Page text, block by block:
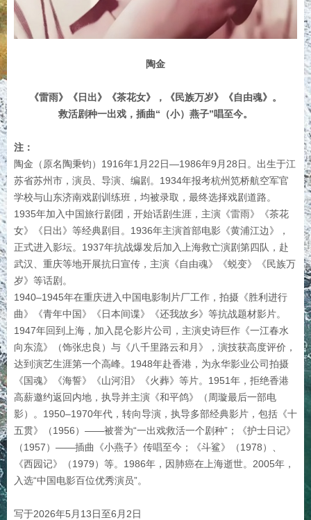
陶金
《雷雨》《日出》《茶花女》，《民族万岁》《自由魂》。
救活剧种一出戏，插曲“（小）燕子”唱至今。
注：
陶金（原名陶秉钧）1916年1月22日—1986年9月28日。出生于江
苏省苏州市，演员、导演、编剧。1934年报考杭州笕桥航空军官
学校与山东济南戏剧训练班，均被录取，最终选择戏剧道路。
1935年加入中国旅行剧团，开始话剧生涯，主演《雷雨》《茶花
女》《日出》等经典剧目。1936年主演首部电影《黄浦江边》，
正式进入影坛。1937年抗战爆发后加入上海救亡演剧第四队，赴
武汉、重庆等地开展抗日宣传，主演《自由魂》《蜕变》《民族万
岁》等话剧。
1940–1945年在重庆进入中国电影制片厂工作，拍摄《胜利进行
曲》《青年中国》《日本间谍》《还我故乡》等抗战题材影片。
1947年回到上海，加入昆仑影片公司，主演史诗巨作《一江春水
向东流》（饰张忠良）与《八千里路云和月》，演技获高度评价，
达到演艺生涯第一个高峰。 1948年赴香港，为永华影业公司拍摄
《国魂》《海誓》《山河泪》《火葬》等片。1951年，拒绝香港
高薪邀约返回内地，执导并主演《和平鸽》（周璇最后一部电
影）。1950–1970年代，转向导演，执导多部经典影片，包括《十
五贯》（1956）——被誉为“一出戏救活一个剧种”；《护士日记》
（1957）——插曲《小燕子》传唱至今；《斗鲨》（1978）、
《西园记》（1979）等。1986年，因肺癌在上海逝世。 2005年，
入选“中国电影百位优秀演员”。
写于2026年5月13日至6月2日